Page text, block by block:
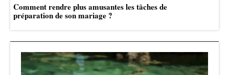
Comment rendre plus amusantes les tâches de
préparation de son mariage ?